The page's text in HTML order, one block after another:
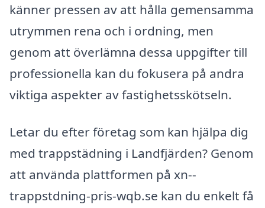
känner pressen av att hålla gemensamma
utrymmen rena och i ordning, men
genom att överlämna dessa uppgifter till
professionella kan du fokusera på andra
viktiga aspekter av fastighetsskötseln.
Letar du efter företag som kan hjälpa dig
med trappstädning i Landfjärden? Genom
att använda plattformen på xn--
trappstdning-pris-wqb.se kan du enkelt få